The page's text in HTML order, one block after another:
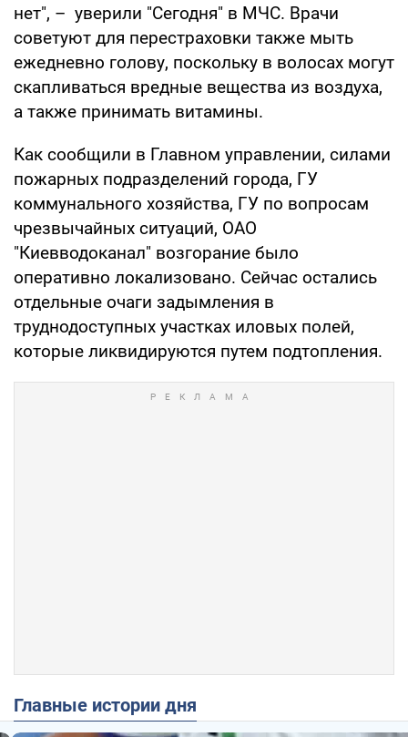
нет", – уверили "Сегодня" в МЧС. Врачи
советуют для перестраховки также мыть
ежедневно голову, поскольку в волосах могут
скапливаться вредные вещества из воздуха,
а также принимать витамины.
Как сообщили в Главном управлении, силами
пожарных подразделений города, ГУ
коммунального хозяйства, ГУ по вопросам
чрезвычайных ситуаций, ОАО
"Киевводоканал" возгорание было
оперативно локализовано. Сейчас остались
отдельные очаги задымления в
труднодоступных участках иловых полей,
которые ликвидируются путем подтопления.
Главные истории дня